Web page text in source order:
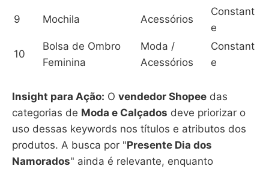
9 Mochila Acessórios
Constant
e
10
Bolsa de Ombro
Feminina
Moda /
Acessórios
Constant
e
Insight para Ação: O vendedor Shopee das
categorias de Moda e Calçados deve priorizar o
uso dessas keywords nos títulos e atributos dos
produtos. A busca por "Presente Dia dos
Namorados" ainda é relevante, enquanto